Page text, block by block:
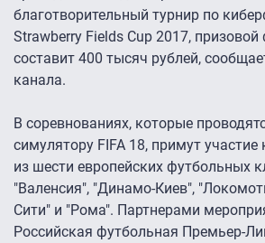
благотворительный турнир по
Strawberry Fields Cup 2017,
составит 400 тысяч рублей,
канала.
В соревнованиях, которые
симулятору FIFA 18, примут
из шести европейских футбольных
"Валенсия", "Динамо-Киев",
Сити" и "Рома". Партнерами
Российская футбольная Премьер-